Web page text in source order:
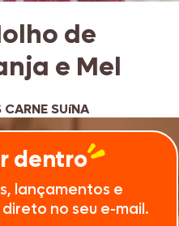
de
e Mel
CARNE SUíNA
dentro
lançamentos e
no seu e-mail.